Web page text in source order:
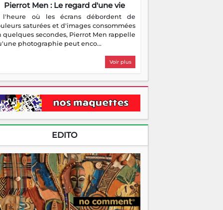
Pierrot Men : Le regard d'une vie
l'heure où les écrans débordent de
saturées et d'images consommées
quelques secondes, Pierrot Men rappelle
photographie peut enco...
Voir plus
EDITO